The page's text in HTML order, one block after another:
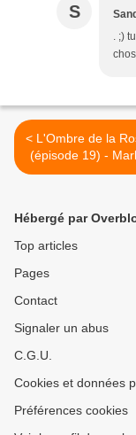
S
. ;)
< L'Ombre de la Rose Noire
(épisode 19) -
Hébergé par
Top articles
Pages
Contact
Signaler un abus
C.G.U.
Cookies et données
Préférences cookies